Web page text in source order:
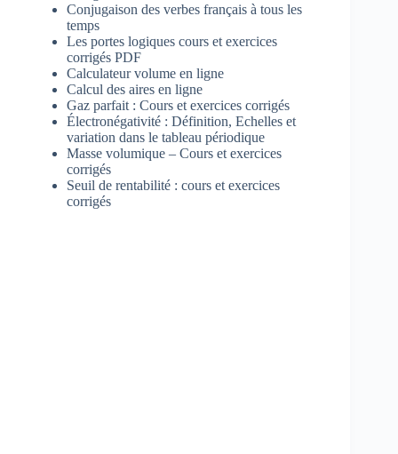
Conjugaison des verbes français à tous les
temps
Les portes logiques cours et exercices
corrigés PDF
Calculateur volume en ligne
Calcul des aires en ligne
Gaz parfait : Cours et exercices corrigés
Électronégativité : Définition, Echelles et
variation dans le tableau périodique
Masse volumique – Cours et exercices
corrigés
Seuil de rentabilité : cours et exercices
corrigés